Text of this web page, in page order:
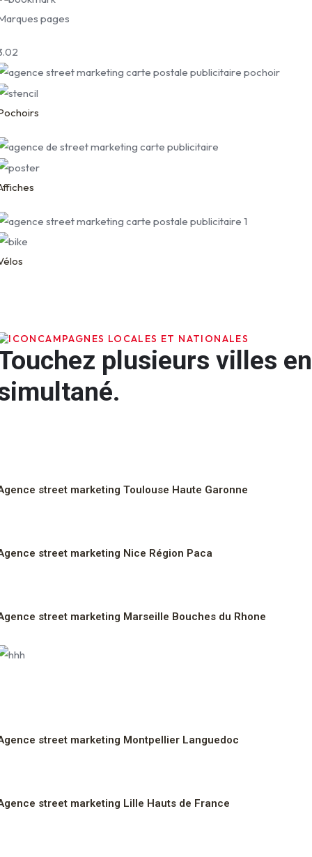
pages
CAMPAGNES LOCALES ET NATIONALES
plusieurs villes en
street marketing Toulouse Haute Garonne
street marketing Nice Région Paca
street marketing Marseille Bouches du Rhone
street marketing Montpellier Languedoc
street marketing Lille Hauts de France